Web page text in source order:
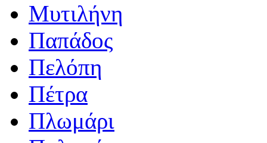
Μυτιλήνη
Παπάδος
Πελόπη
Πέτρα
Πλωμάρι